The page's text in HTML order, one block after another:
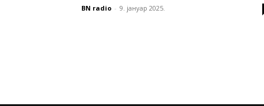
BN radio - 9. јануар 2025.